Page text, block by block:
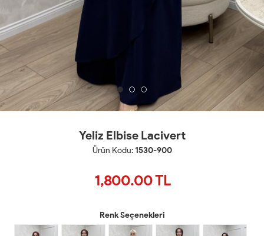
Yeliz Elbise Lacivert
Ürün Kodu:1530-900
1,800.00TL
Renk Seçenekleri